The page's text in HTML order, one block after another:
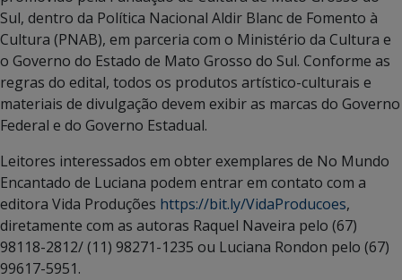
Sul, dentro da Política Nacional Aldir Blanc de Fomento à
Cultura (PNAB), em parceria com o Ministério da Cultura e
o Governo do Estado de Mato Grosso do Sul. Conforme as
regras do edital, todos os produtos artístico-culturais e
materiais de divulgação devem exibir as marcas do Governo
Federal e do Governo Estadual.
Leitores interessados em obter exemplares de No Mundo
Encantado de Luciana podem entrar em contato com a
editora Vida Produções https://bit.ly/VidaProducoes,
diretamente com as autoras Raquel Naveira pelo (67)
98118-2812/ (11) 98271-1235 ou Luciana Rondon pelo (67)
99617-5951.